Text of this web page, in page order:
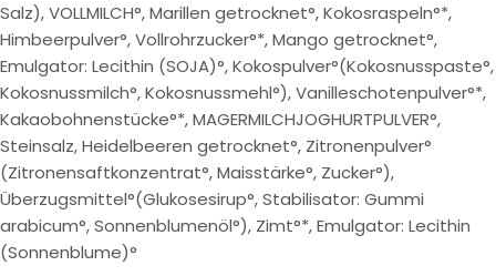
Salz), VOLLMILCH°, Marillen getrocknet°, Kokosraspeln°*,
Himbeerpulver°, Vollrohrzucker°*, Mango getrocknet°,
Emulgator: Lecithin (SOJA)°, Kokospulver°(Kokosnusspaste°,
Kokosnussmilch°, Kokosnussmehl°), Vanilleschotenpulver°*,
Kakaobohnenstücke°*, MAGERMILCHJOGHURTPULVER°,
Steinsalz, Heidelbeeren getrocknet°, Zitronenpulver°
(Zitronensaftkonzentrat°, Maisstärke°, Zucker°),
Überzugsmittel°(Glukosesirup°, Stabilisator: Gummi
arabicum°, Sonnenblumenöl°), Zimt°*, Emulgator: Lecithin
(Sonnenblume)°